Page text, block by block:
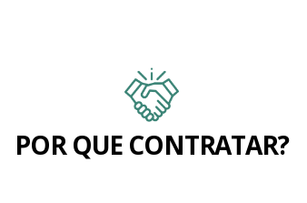
POR QUE CONTRATAR?